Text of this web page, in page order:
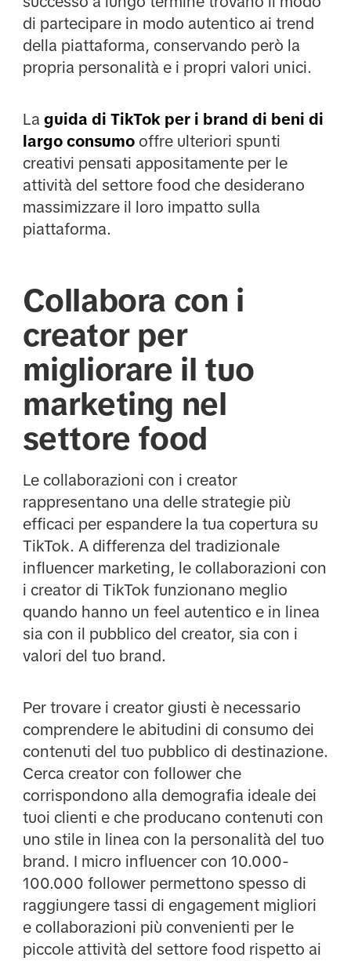
di partecipare in modo autentico ai trend
della piattaforma, conservando però la
propria personalità e i propri valori unici.
La guida di TikTok per i brand di beni di
largo consumooffre ulteriori spunti
creativi pensati appositamente per le
attività del settore food che desiderano
massimizzare il loro impatto sulla
piattaforma.
Collabora con i
creator per
migliorare il tuo
marketing nel
settore food
Le collaborazioni con i creator
rappresentano una delle strategie più
efficaci per espandere la tua copertura su
TikTok. A differenza del tradizionale
influencer marketing, le collaborazioni con
i creator di TikTok funzionano meglio
quando hanno un feel autentico e in linea
sia con il pubblico del creator, sia con i
valori del tuo brand.
Per trovare i creator giusti è necessario
comprendere le abitudini di consumo dei
contenuti del tuo pubblico di destinazione.
Cerca creator con follower che
corrispondono alla demografia ideale dei
tuoi clienti e che producano contenuti con
uno stile in linea con la personalità del tuo
brand. I micro influencer con 10.000-
100.000 follower permettono spesso di
raggiungere tassi di engagement migliori
e collaborazioni più convenienti per le
piccole attività del settore food rispetto ai